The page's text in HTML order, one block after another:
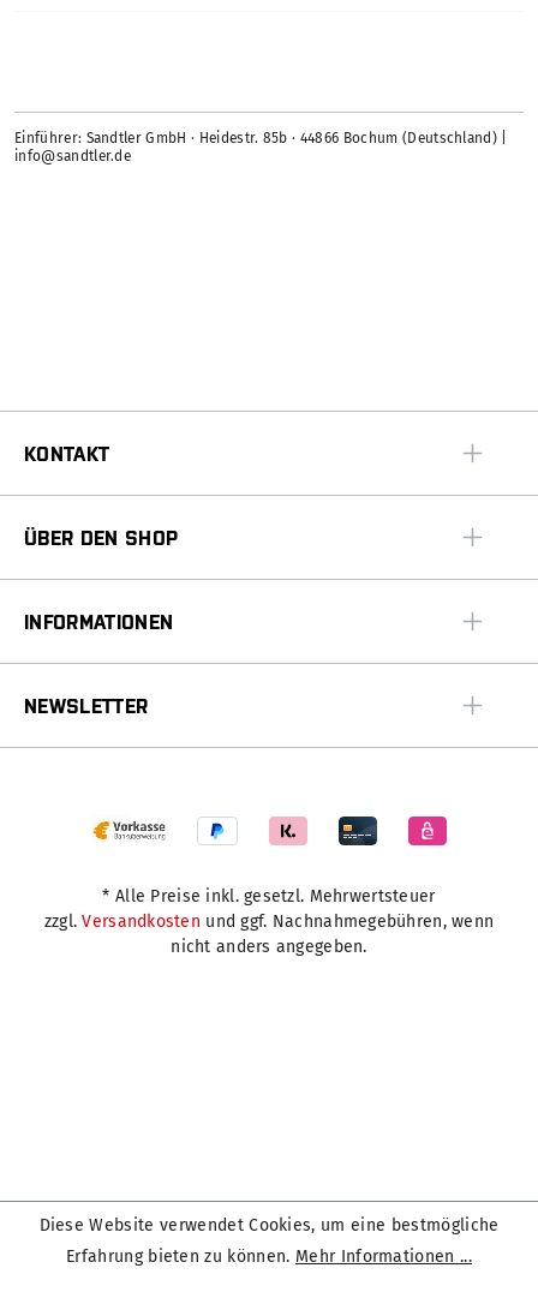
Einführer: Sandtler GmbH · Heidestr. 85b · 44866 Bochum (Deutschland) |
info@sandtler.de
KONTAKT
ÜBER DEN SHOP
INFORMATIONEN
NEWSLETTER
* Alle Preise inkl. gesetzl. Mehrwertsteuer
zzgl.Versandkosten und ggf. Nachnahmegebühren, wenn
nicht anders angegeben.
Diese Website verwendet Cookies, um eine bestmögliche
Erfahrung bieten zu können. Mehr Informationen ...